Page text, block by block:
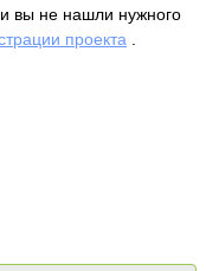
вы не нашли нужного
проекта